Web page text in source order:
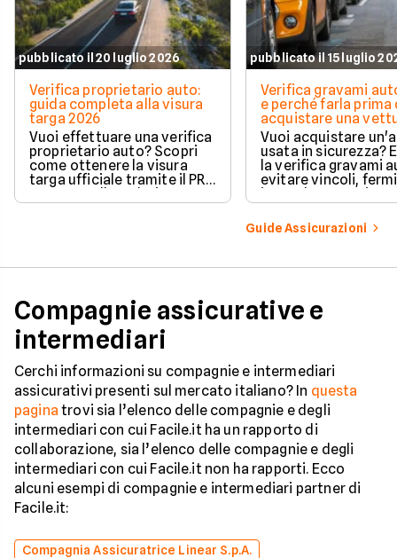
pubblicato il 20 luglio 2026
Verifica proprietario auto:
guida completa alla visura
targa 2026
Vuoi effettuare una verifica
proprietario auto? Scopri
come ottenere la visura
targa ufficiale tramite il PRA
per controllare dati e
vincoli in totale sicurezza.
pubblicato il 15 luglio
Verifica gravami
e perché farla prima
acquistare una
Vuoi acquistare
usata in sicurezza?
la verifica gravami
evitare vincoli,
ipoteche. Scopri
tutelare il tuo
Guide Assicurazioni
Compagnie assicurative e
intermediari
Cerchi informazioni su compagnie e intermediari
assicurativi presenti sul mercato italiano? In questa
pagina trovi sia l’elenco delle compagnie e degli
intermediari con cui Facile.it ha un rapporto di
collaborazione, sia l’elenco delle compagnie e degli
intermediari con cui Facile.it non ha rapporti. Ecco
alcuni esempi di compagnie e intermediari partner di
Facile.it:
Compagnia Assicuratrice Linear S.p.A.